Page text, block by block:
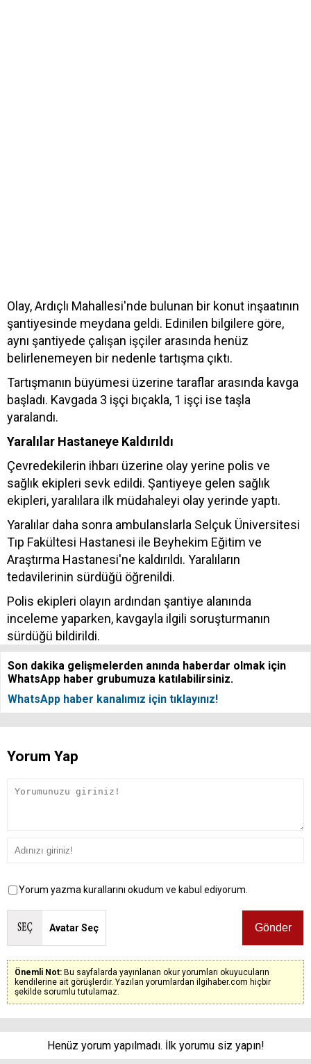
Olay, Ardıçlı Mahallesi'nde bulunan bir konut inşaatının
şantiyesinde meydana geldi. Edinilen bilgilere göre,
aynı şantiyede çalışan işçiler arasında henüz
belirlenemeyen bir nedenle tartışma çıktı.
Tartışmanın büyümesi üzerine taraflar arasında kavga
başladı. Kavgada 3 işçi bıçakla, 1 işçi ise taşla
yaralandı.
Yaralılar Hastaneye Kaldırıldı
Çevredekilerin ihbarı üzerine olay yerine polis ve
sağlık ekipleri sevk edildi. Şantiyeye gelen sağlık
ekipleri, yaralılara ilk müdahaleyi olay yerinde yaptı.
Yaralılar daha sonra ambulanslarla Selçuk Üniversitesi
Tıp Fakültesi Hastanesi ile Beyhekim Eğitim ve
Araştırma Hastanesi'ne kaldırıldı. Yaralıların
tedavilerinin sürdüğü öğrenildi.
Polis ekipleri olayın ardından şantiye alanında
inceleme yaparken, kavgayla ilgili soruşturmanın
sürdüğü bildirildi.
Son dakika gelişmelerden anında haberdar olmak için
WhatsApp haber grubumuza katılabilirsiniz.
WhatsApp haber kanalımız için tıklayınız!
Yorum Yap
Yorum yazma kurallarını okudum ve kabul ediyorum.
Avatar Seç
Önemli Not: Bu sayfalarda yayınlanan okur yorumları okuyucuların
kendilerine ait görüşlerdir. Yazılan yorumlardan ilgihaber.com hiçbir
şekilde sorumlu tutulamaz.
Henüz yorum yapılmadı. İlk yorumu siz yapın!